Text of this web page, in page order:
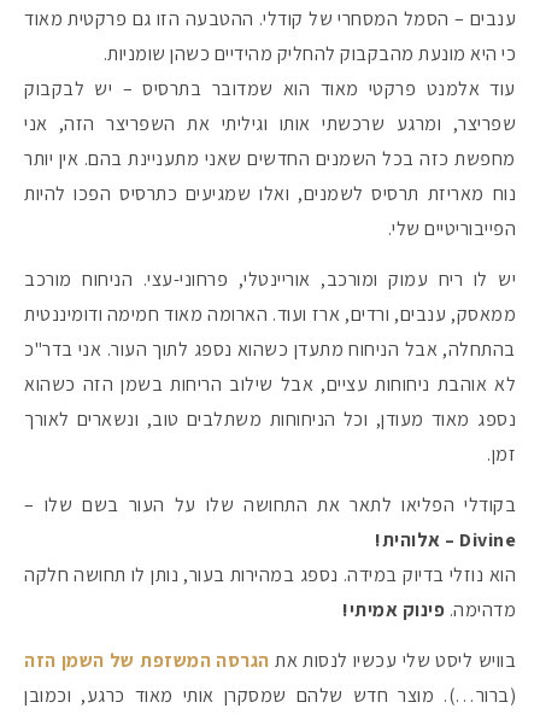
ענבים – הסמל המסחרי של קודלי. ההטבעה הזו גם פרקטית מאוד
כי היא מונעת מהבקבוק להחליק מהידיים כשהן שומניות.
עוד אלמנט פרקטי מאוד הוא שמדובר בתרסיס – יש לבקבוק
שפריצר, ומרגע שרכשתי אותו וגיליתי את השפריצר הזה, אני
מחפשת כזה בכל השמנים החדשים שאני מתעניינת בהם. אין יותר
נוח מאריזת תרסיס לשמנים, ואלו שמגיעים כתרסיס הפכו להיות
הפייבוריטיים שלי.
יש לו ריח עמוק ומורכב, אוריינטלי, פרחוני-עצי. הניחוח מורכב
ממאסק, ענבים, ורדים, ארז ועוד. הארומה מאוד חמימה ודומיננטית
בהתחלה, אבל הניחוח מתעדן כשהוא נספג לתוך העור. אני בדר"כ
לא אוהבת ניחוחות עציים, אבל שילוב הריחות בשמן הזה כשהוא
נספג מאוד מעודן, וכל הניחוחות משתלבים טוב, ונשארים לאורך
זמן.
בקודלי הפליאו לתאר את התחושה שלו על העור בשם שלו –
Divine – אלוהית!
הוא נוזלי בדיוק במידה. נספג במהירות בעור, נותן לו תחושה חלקה
מדהימה. פינוק אמיתי!
בוויש ליסט שלי עכשיו לנסות את הגרסה המשזפת של השמן הזה
(ברור…). מוצר חדש שלהם שמסקרן אותי מאוד כרגע, וכמובן